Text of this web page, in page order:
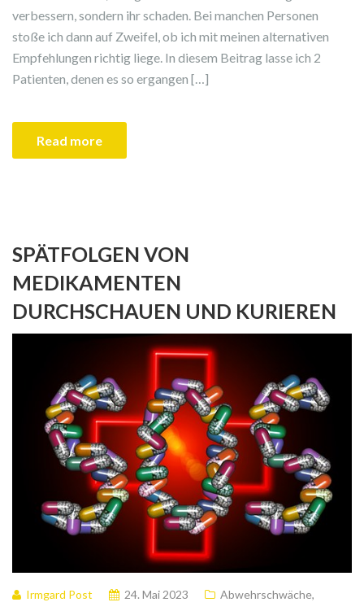
verbessern, sondern ihr schaden. Bei manchen Personen
stoße ich dann auf Zweifel, ob ich mit meinen alternativen
Empfehlungen richtig liege. In diesem Beitrag lasse ich 2
Patienten, denen es so ergangen […]
Read more
SPÄTFOLGEN VON
MEDIKAMENTEN
DURCHSCHAUEN UND KURIEREN
Irmgard Post 24. Mai 2023 Abwehrschwäche,